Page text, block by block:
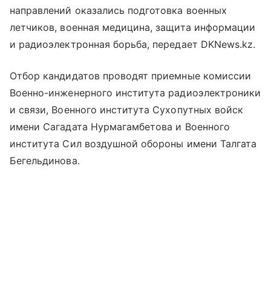
направлений оказались подготовка военных
летчиков, военная медицина, защита информации
и радиоэлектронная борьба, передает DKNews.kz.
Отбор кандидатов проводят приемные комиссии
Военно-инженерного института радиоэлектроники
и связи, Военного института Сухопутных войск
имени Сагадата Нурмагамбетова и Военного
института Сил воздушной обороны имени Талгата
Бегельдинова.